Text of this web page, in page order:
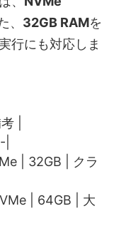
、 32GB RAMを
行にも対応しま
|
| 32GB | クラ
| 64GB | 大